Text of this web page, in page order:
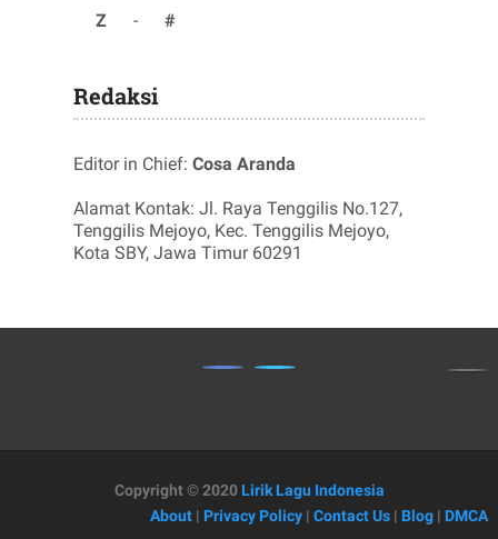
Z - #
Redaksi
Editor in Chief: Cosa Aranda
Alamat Kontak: Jl. Raya Tenggilis No.127,
Tenggilis Mejoyo, Kec. Tenggilis Mejoyo,
Kota SBY, Jawa Timur 60291
Copyright © 2020 Lirik Lagu Indonesia
About | Privacy Policy |Contact Us | Blog | DMCA